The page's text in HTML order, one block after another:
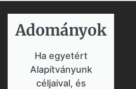
Adományok​
Ha egyetért
Alapítványunk
céljaival, és